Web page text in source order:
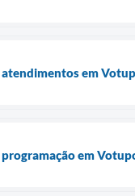
atendimentos em
programação em